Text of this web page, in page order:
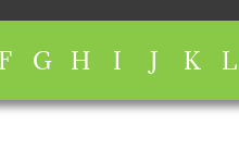
F G H I J K L